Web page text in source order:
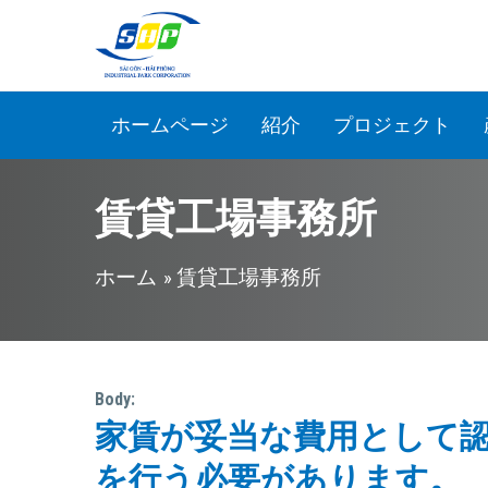
メインコンテンツに移動
ホームページ 紹介 プロジェクト
賃貸工場事務所
現在地
ホーム » 賃貸工場事務所
Body:
家賃が妥当な費用として
を行う必要があります。